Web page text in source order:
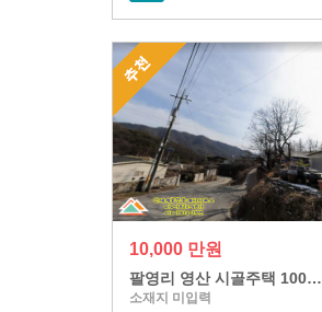
10,000 만원
팔영리 영산 시골주택 100…
소재지 미입력